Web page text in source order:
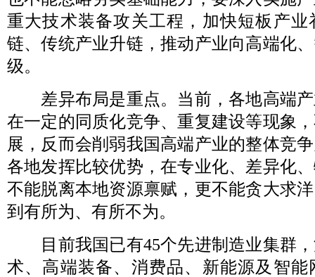
重大技术装备攻关工程，加快短板产业
链、传统产业升链，推动产业向高端化
级。
差异布局是重点。当前，各地高端产
在一定的同质化竞争、重复建设等现象
展，反而会削弱我国高端产业的整体竞
各地发挥比较优势，在专业化、差异化
不能脱离本地资源禀赋，更不能贪大求
到有所为、有所不为。
目前我国已有45个先进制造业集群，
术、高端装备、消费品、新能源及智